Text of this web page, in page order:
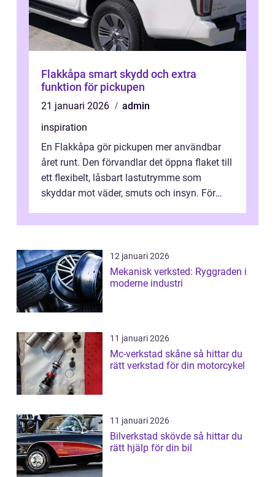
Flakkåpa smart skydd och extra
funktion för pickupen
21 januari 2026
admin
inspiration
En Flakkåpa gör pickupen mer användbar
året runt. Den förvandlar det öppna flaket till
ett flexibelt, låsbart lastutrymme som
skyddar mot väder, smuts och insyn. För
12 januari 2026
Mekanisk verksted: Ryggraden i
moderne industri
11 januari 2026
Mc-verkstad skåne så hittar du
rätt verkstad för din motorcykel
11 januari 2026
Bilverkstad skövde så hittar du
rätt hjälp för din bil